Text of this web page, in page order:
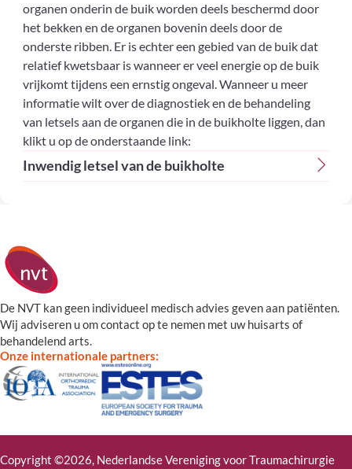
organen onderin de buik worden deels beschermd door
het bekken en de organen bovenin deels door de
onderste ribben. Er is echter een gebied van de buik dat
relatief kwetsbaar is wanneer er veel energie op de buik
vrijkomt tijdens een ernstig ongeval. Wanneer u meer
informatie wilt over de diagnostiek en de behandeling
van letsels aan de organen die in de buikholte liggen, dan
klikt u op de onderstaande link:
Inwendig letsel van de buikholte
De NVT kan geen individueel medisch advies geven aan patiënten.
Wij adviseren u om contact op te nemen met uw huisarts of
behandelend arts.
Onze internationale partners:
Copyright ©2026, Nederlandse Vereniging voor Traumachirurgie